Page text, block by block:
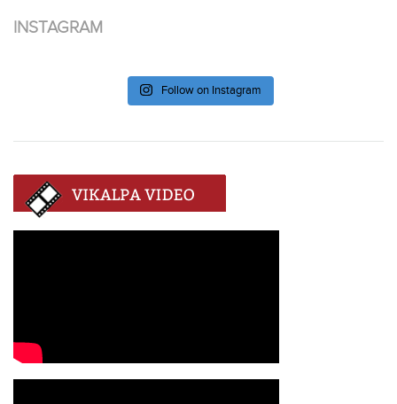
INSTAGRAM
Follow on Instagram